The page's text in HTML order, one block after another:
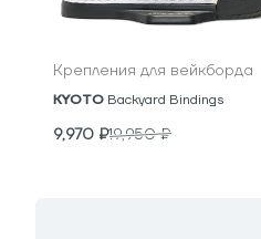
Крепления для вейкборда
KYOTO Backyard Bindings
9,970 ₽19,950₽